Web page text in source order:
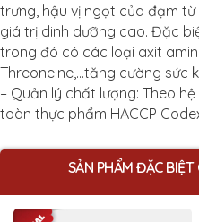
trưng, hậu vị ngọt của đạm
giá trị dinh dưỡng cao. Đặc
trong đó có các loại axit amin
Threoneine,…tăng cường sức
– Quản lý chất lượng: Theo
toàn thực phẩm HACCP
SẢN PHẨM ĐẶC BIỆT